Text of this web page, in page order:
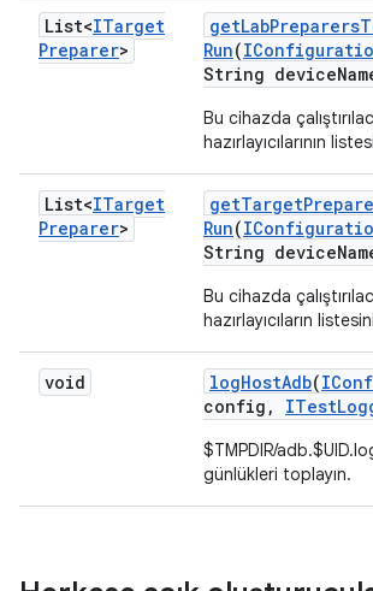
List<ITarget
Preparer>
getLabPreparers
Run(
String device
Bu cihazda
hazırlayıcılarının
List<ITarget
Preparer>
getTarget
Run(
String device
Bu cihazda
hazırlayıcıların
void logHostAdb(
config , ITest
$TMPDIR/
günlükleri toplayın.